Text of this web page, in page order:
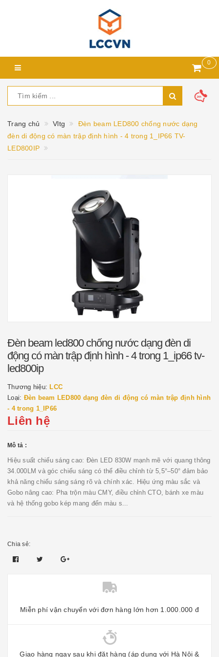
0
Trang chủ Vltg
Đèn beam LED800 chống nước dạng
đèn di động có màn trập định hình - 4 trong 1_IP66 TV-
LED800IP
Đèn beam led800 chống nước dạng đèn di
động có màn trập định hình - 4 trong 1_ip66 tv-
led800ip
Thương hiệu: LCC
Loại: Đèn beam LED800 dạng đèn di động có màn trập định hình
- 4 trong 1_IP66
Liên hệ
Mô tả :
Hiệu suất chiếu sáng cao: Đèn LED 830W mạnh mẽ với quang thông
34.000LM và góc chiếu sáng có thể điều chỉnh từ 5,5°–50° đảm bảo
khả năng chiếu sáng sáng rõ và chính xác. Hiệu ứng màu sắc và
Gobo nâng cao: Pha trộn màu CMY, điều chỉnh CTO, bánh xe màu
và hệ thống gobo kép mang đến màu s...
Chia sẻ:
Miễn phí vận chuyển với đơn hàng lớn hơn 1.000.000 đ
Giao hàng ngay sau khi đặt hàng (áp dụng với Hà Nội &